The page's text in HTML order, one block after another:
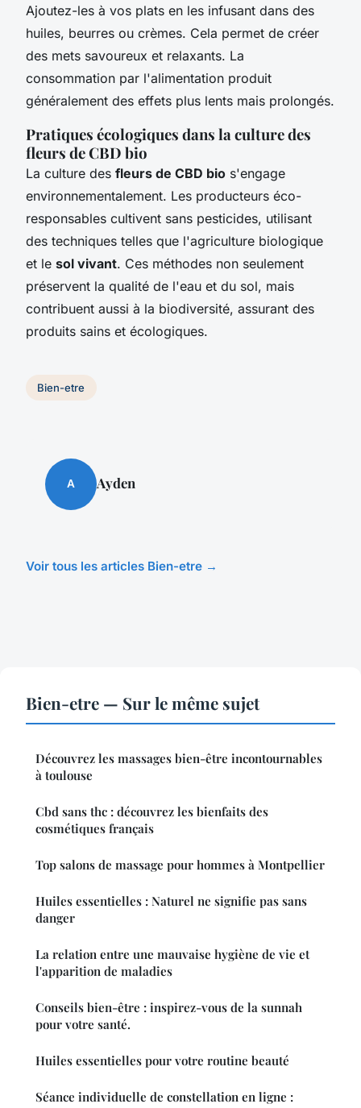
Ajoutez-les à vos plats en les infusant dans des
huiles, beurres ou crèmes. Cela permet de créer
des mets savoureux et relaxants. La
consommation par l'alimentation produit
généralement des effets plus lents mais prolongés.
Pratiques écologiques dans la culture des
fleurs de CBD bio
La culture des fleurs de CBD bio s'engage
environnementalement. Les producteurs éco-
responsables cultivent sans pesticides, utilisant
des techniques telles que l'agriculture biologique
et le sol vivant. Ces méthodes non seulement
préservent la qualité de l'eau et du sol, mais
contribuent aussi à la biodiversité, assurant des
produits sains et écologiques.
Bien-etre
A Ayden
Voir tous les articles Bien-etre →
Bien-etre — Sur le même sujet
Découvrez les massages bien-être incontournables
à toulouse
Cbd sans thc : découvrez les bienfaits des
cosmétiques français
Top salons de massage pour hommes à Montpellier
Huiles essentielles : Naturel ne signifie pas sans
danger
La relation entre une mauvaise hygiène de vie et
l'apparition de maladies
Conseils bien-être : inspirez-vous de la sunnah
pour votre santé.
Huiles essentielles pour votre routine beauté
Séance individuelle de constellation en ligne :